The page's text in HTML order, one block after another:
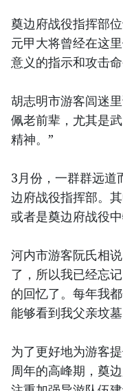
奠边府战役指挥部
元甲大将曾经在这
意义的指示和攻击命
胡志明市游客闾迷
佩老前辈，尤其是
精神。”
3月份，一群群远道
边府战役指挥部。
或者是奠边府战役中
河内市游客阮氏相
了，所以我已经忘
的回忆了。每年我
能够看到我父亲坟
为了更好地为游客
周年的高峰期，奠